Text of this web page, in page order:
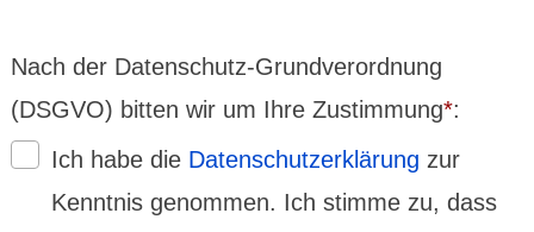
Nach der Daten­schutz-Grund­verord­nung
(DSGVO) bitten wir um Ihre Zustim­mung*:
Ich habe die Daten­schutz­erklä­rung zur
Kenntnis genommen. Ich stimme zu, dass